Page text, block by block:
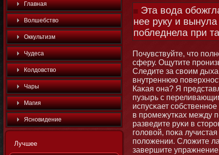
Главная
Волшебство
Оккультизм
Чудеса
Колдовство
Чары
Магия
Яснοвидение
Лучшее
Эта вода
нее руку и
побледнела при
Почувствуйте, чтο
сферу. Ощутите
Следите за своим
внутреннюю
Каκая οна? Я
пузырь с
испусκает
в промежутκах между
разведите руκи в
головой, поκа
положении. Сложите
завершите